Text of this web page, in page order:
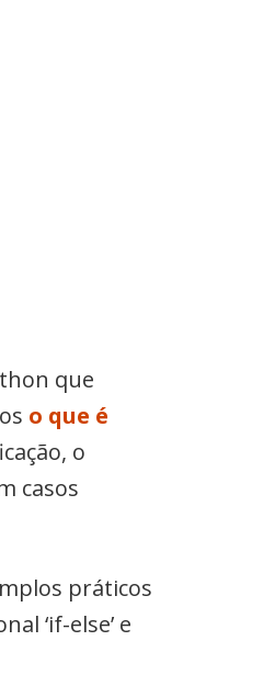
que
o que é
o
casos
práticos
‘if-else’ e